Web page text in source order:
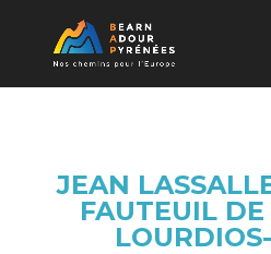
JEAN
FAUTEUIL